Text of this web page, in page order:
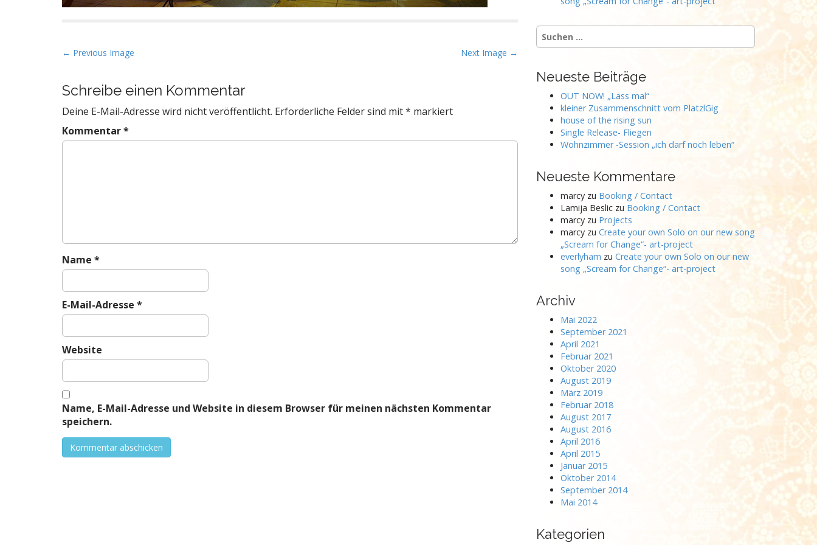
P
s
t
n
a
v
o
n
← Previous Image Next Image →
Schreibe einen Kommentar
Deine E-Mail-Adresse wird nicht veröffentlicht. Erforderliche Felder sind mit* markiert
Kommentar*
Name *
E-Mail-Adresse *
Website
Name, E-Mail-Adresse und Website in diesem Browser für meinen nächsten Kommentar
speichern.
Suchen
nach:
Neueste Beiträge
OUT NOW! „Lass mal“
kleiner Zusammenschnitt vom PlatzlGig
house of the rising sun
Single Release- Fliegen
Wohnzimmer -Session „ich darf noch leben“
Neueste Kommentare
marcy zu Booking / Contact
Lamija Beslic zu Booking / Contact
marcy zu Projects
marcy zu Create your own Solo on our new song
„Scream for Change“- art-project
everlyham zu Create your own Solo on our new
song „Scream for Change“- art-project
Archiv
Mai 2022
September 2021
April 2021
Februar 2021
Oktober 2020
August 2019
März 2019
Februar 2018
August 2017
August 2016
April 2016
April 2015
Januar 2015
Oktober 2014
September 2014
Mai 2014
Kategorien